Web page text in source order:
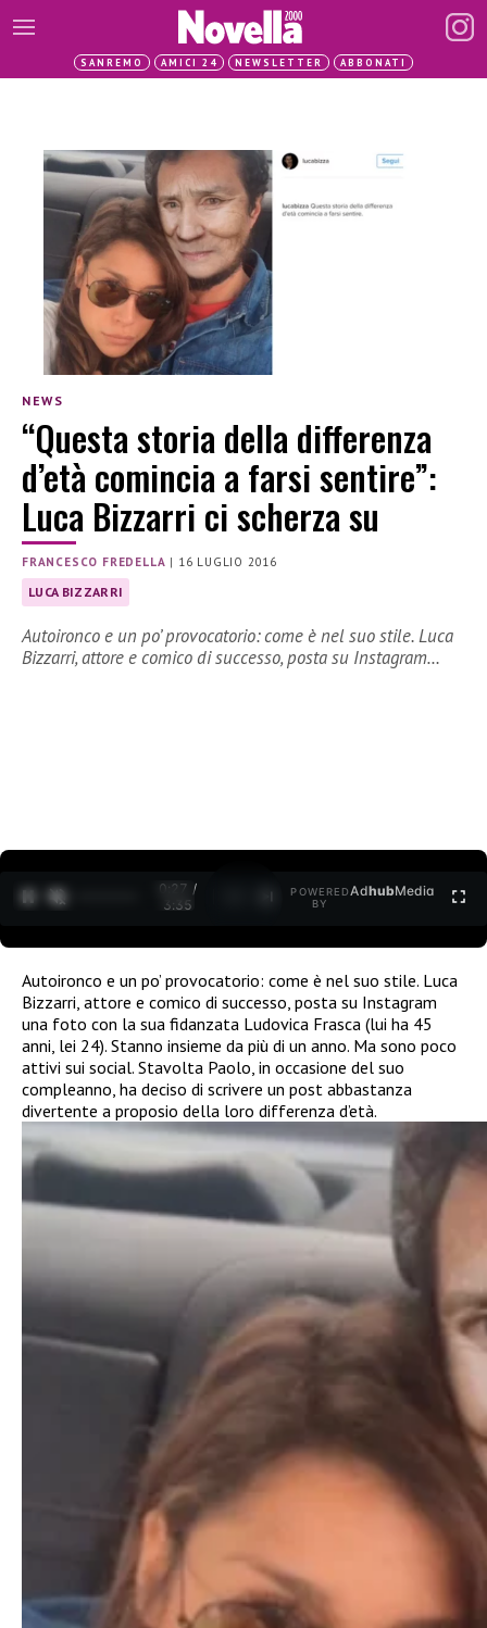
SANREMO AMICI 24 NEWSLETTER ABBONATI
NEWS
“Questa storia della differenza
d’età comincia a farsi sentire”:
Luca Bizzarri ci scherza su
FRANCESCO FREDELLA | 16 LUGLIO 2016
LUCA BIZZARRI
Autoironco e un po’ provocatorio: come è nel suo stile. Luca
Bizzarri, attore e comico di successo, posta su Instagram…
0:27 /
3:35
POWERED
BY
AdhubMedia
Autoironco e un po’ provocatorio: come è nel suo stile. Luca
Bizzarri, attore e comico di successo, posta su Instagram
una foto con la sua fidanzata Ludovica Frasca (lui ha 45
anni, lei 24). Stanno insieme da più di un anno. Ma sono poco
attivi sui social. Stavolta Paolo, in occasione del suo
compleanno, ha deciso di scrivere un post abbastanza
divertente a proposio della loro differenza d’età.